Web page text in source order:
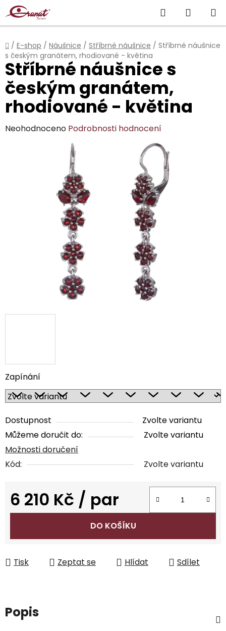
Přejít
na
obsah
Hledat
KOŠÍK
Domů
/ E-shop / Náušnice / Stříbrné náušnice / Stříbrné náušnice
s českým granátem, rhodiované - květina
Zapínání
Dostupnost
Zvolte variantu
Můžeme doručit do:
Zvolte variantu
Možnosti doručení
Kód:
Zvolte variantu
6 210 Kč / par
Měrná cena:
DO KOŠÍKU
Tisk Zeptat se Hlídat Sdílet
Stříbrné náušnice s
českým granátem,
rhodiované - květina
Průměrné
Neohodnoceno Podrobnosti hodnocení
Popis